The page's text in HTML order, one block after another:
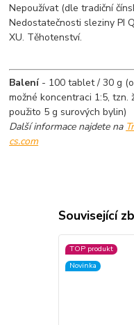
Nepoužívat (dle tradiční
Nedostatečnosti sleziny PI
XU. Těhotenství.
Balení- 100 tablet / 30 g
možné koncentraci 1:5,
použito 5 g surových bylin)
Další informace najdete na
cs.com
Související
TOP produkt
Novinka